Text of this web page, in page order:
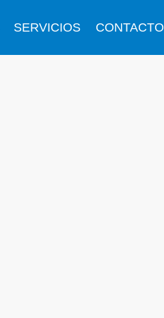
SERVICIOS CONTACTO